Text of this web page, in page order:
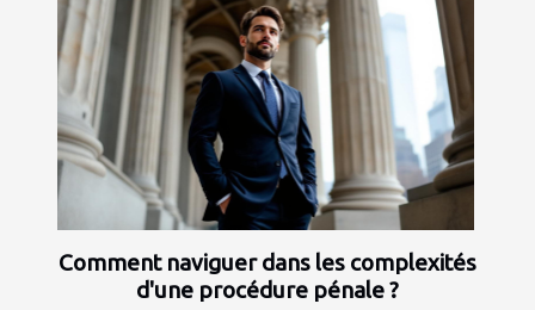
Comment naviguer dans les complexités
d'une procédure pénale ?